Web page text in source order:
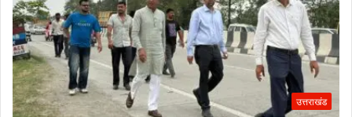
उत्तराखंड